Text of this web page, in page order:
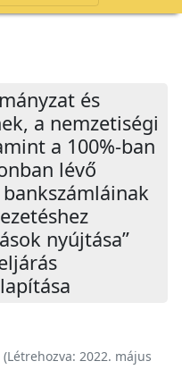
és
a nemzetiségi
a 100%-ban
lévő
nyújtása”
(Létrehozva: 2022. május